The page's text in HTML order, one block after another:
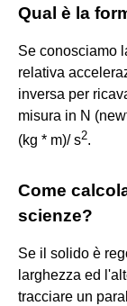
Qual è la
Se conosciamo
relativa
inversa per
misura in N
(kg * m)/ s2.
Come
scienze?
Se il solido è
larghezza ed
tracciare un